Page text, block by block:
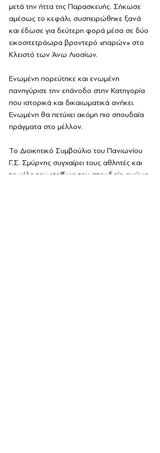
μετά την ήττα της Παρασκευής. Σήκωσε
αμέσως το κεφάλι, συσπειρώθηκε ξανά
και έδωσε για δεύτερη φορά μέσα σε δύο
εικοσιτετράωρα βροντερό «παρών» στο
Κλειστό των Άνω Λιοσίων.
Ενωμένη πορεύτηκε και ενωμένη
πανηγύρισε την επάνοδο στην Κατηγορία
που ιστορικά και δικαιωματικά ανήκει.
Ενωμένη θα πετύχει ακόμη πιο σπουδαία
πράγματα στο μέλλον.
Το Διοικητικό Συμβούλιο του Πανιωνίου
Γ.Σ. Σμύρνης συγχαίρει τους αθλητές και
τα μέλη του staff για τον σπουδαίο αγώνα